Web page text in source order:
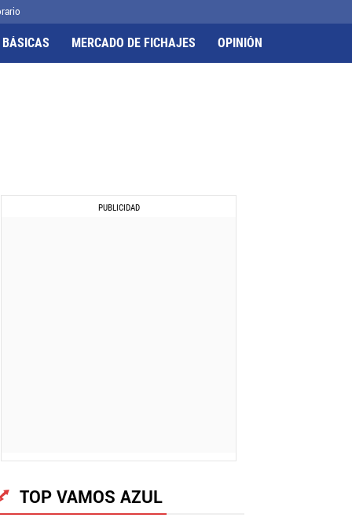
MERCADO DE FICHAJES OPINIÓN
TOP VAMOS AZUL